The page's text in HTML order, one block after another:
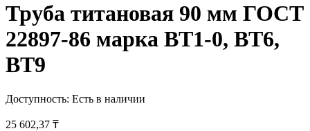
Труба титановая 90 мм ГОСТ
22897-86 марка ВТ1-0, ВТ6,
ВТ9
Доступность: Есть в наличии
25 602,37 ₸